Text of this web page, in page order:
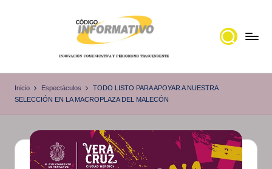
ó
i
g
noticias
Inicio Espectáculos
TODO LISTO PARA APOYAR A NUESTRA
SELECCIÓN EN LA MACROPLAZA DEL MALECÓN